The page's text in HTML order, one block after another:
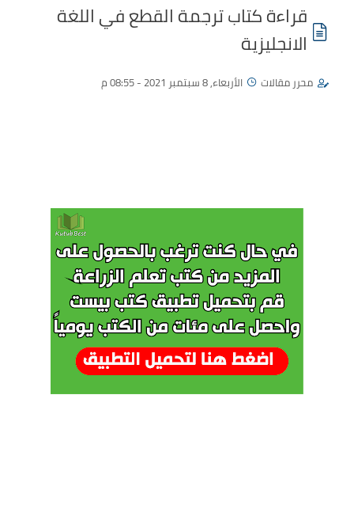
قراءة كتاب ترجمة القطع في اللغة
الانجليزية
محرر مقالات الأربعاء, 8 سبتمبر 2021 - 08:55 م